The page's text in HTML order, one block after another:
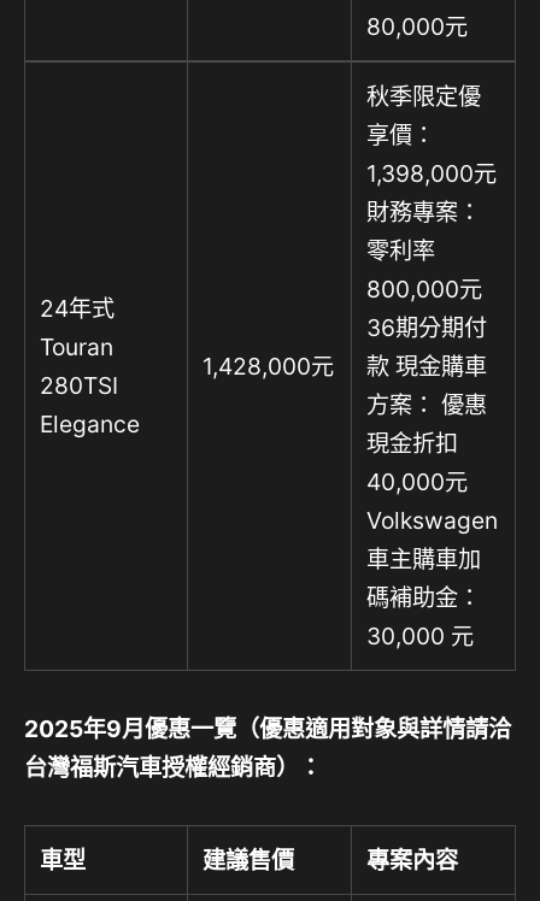
80,000元
24年式
Touran
280TSI
Elegance
1,428,000元
秋季限定優
享價：
1,398,000元
財務專案：
零利率
800,000元
36期分期付
款 現金購車
方案： 優惠
現金折扣
40,000元
Volkswagen
車主購車加
碼補助金：
30,000 元
2025年9月優惠一覽（優惠適用對象與詳情請洽
台灣福斯汽車授權經銷商）：
車型 建議售價 專案內容